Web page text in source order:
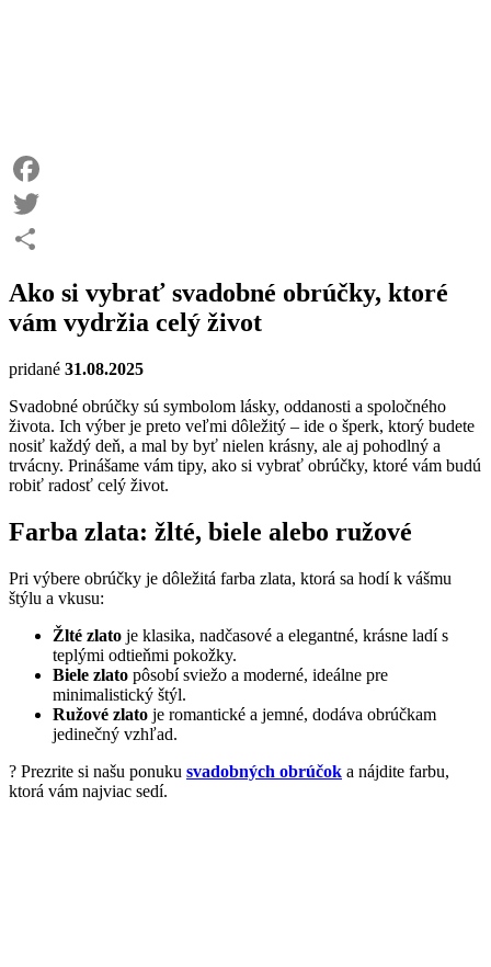
Facebook
Twitter
Ako si vybrať svadobné obrúčky, ktoré
vám vydržia celý život
pridané 31.08.2025
Svadobné obrúčky sú symbolom lásky, oddanosti a spoločného
života. Ich výber je preto veľmi dôležitý – ide o šperk, ktorý budete
nosiť každý deň, a mal by byť nielen krásny, ale aj pohodlný a
trvácny. Prinášame vám tipy, ako si vybrať obrúčky, ktoré vám budú
robiť radosť celý život.
Farba zlata: žlté, biele alebo ružové
Pri výbere obrúčky je dôležitá farba zlata, ktorá sa hodí k vášmu
štýlu a vkusu:
Žlté zlato je klasika, nadčasové a elegantné, krásne ladí s
teplými odtieňmi pokožky.
Biele zlato pôsobí sviežo a moderné, ideálne pre
minimalistický štýl.
Ružové zlato je romantické a jemné, dodáva obrúčkam
jedinečný vzhľad.
? Prezrite si našu ponuku svadobných obrúčok a nájdite farbu,
ktorá vám najviac sedí.